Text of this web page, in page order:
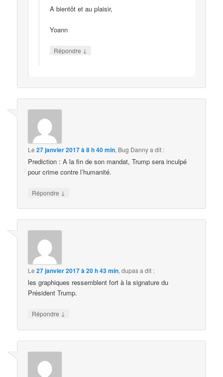
A bientôt et au plaisir,
Yoann
Répondre ↓
Le27 janvier 2017 à 8 h 40 min, Bug Dannya dit :
Prediction : A la fin de son mandat, Trump sera inculpé
pour crime contre l’humanité.
Répondre ↓
Le27 janvier 2017 à 20 h 43 min,dupasa dit :
les graphiques ressemblent fort à la signature du
Président Trump.
Répondre ↓